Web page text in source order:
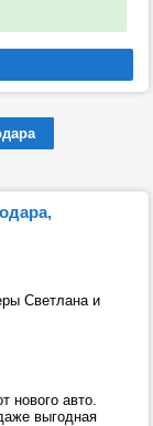
Светлана и
нового авто.
выгодная